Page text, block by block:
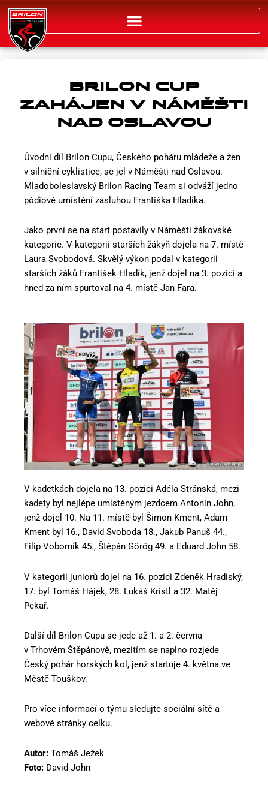
Přeskočit
na
obsah
BRILON CUP
ZAHÁJEN V NÁMĚŠTI
NAD OSLAVOU
Úvodní díl Brilon Cupu, Českého poháru mládeže a žen
v silniční cyklistice, se jel v Náměšti nad Oslavou.
Mladoboleslavský Brilon Racing Team si odváží jedno
pódiové umístění zásluhou Františka Hladíka.
Jako první se na start postavily v Náměšti žákovské
kategorie. V kategorii starších žákyň dojela na 7. místě
Laura Svobodová. Skvělý výkon podal v kategorii
starších žáků František Hladík, jenž dojel na 3. pozici a
hned za ním spurtoval na 4. místě Jan Fara.
V kadetkách dojela na 13. pozici Adéla Stránská, mezi
kadety byl nejlépe umístěným jezdcem Antonín John,
jenž dojel 10. Na 11. místě byl Šimon Kment, Adam
Kment byl 16., David Svoboda 18., Jakub Panuš 44.,
Filip Voborník 45., Štěpán Görög 49. a Eduard John 58.
V kategorii juniorů dojel na 16. pozici Zdeněk Hradiský,
17. byl Tomáš Hájek, 28. Lukáš Kristl a 32. Matěj
Pekař.
Další díl Brilon Cupu se jede až 1. a 2. června
v Trhovém Štěpánově, mezitím se naplno rozjede
Český pohár horských kol, jenž startuje 4. května ve
Městě Touškov.
Pro více informací o týmu sledujte sociální sítě a
webové stránky celku.
Autor: Tomáš Ježek
Foto: David John